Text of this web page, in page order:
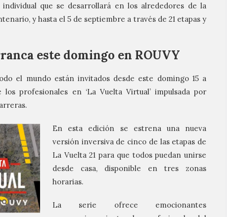
que se desarrollará en los alrededores de la
y hasta el 5 de septiembre a través de 21 etapas y
este domingo en ROUVY
el mundo están invitados desde este domingo 15 a
profesionales en ‘La Vuelta Virtual’ impulsada por
En esta edición se estrena una nueva
versión inversiva de cinco de las etapas de
La Vuelta 21 para que todos puedan unirse
desde casa, disponible en tres zonas
horarias.
La serie ofrece emocionantes